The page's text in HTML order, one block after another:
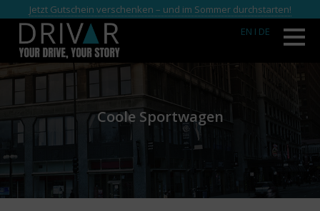
Jetzt Gutschein verschenken – und im Sommer durchstarten!
EN I DE
Coole Sportwagen